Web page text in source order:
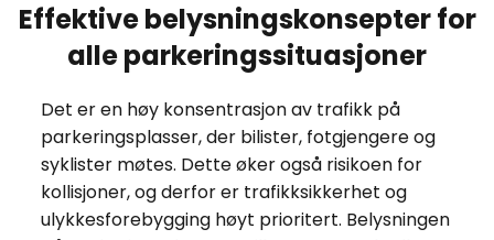
Effektive belysningskonsepter for
alle parkeringssituasjoner
Det er en høy konsentrasjon av trafikk på
parkeringsplasser, der bilister, fotgjengere og
syklister møtes. Dette øker også risikoen for
kollisjoner, og derfor er trafikksikkerhet og
ulykkesforebygging høyt prioritert. Belysningen